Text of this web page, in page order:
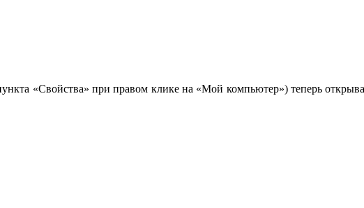
«Свойства» при правом клике на «Мой компьютер») теперь